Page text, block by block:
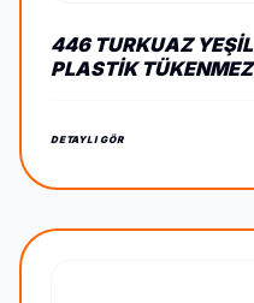
446 TURKUAZ
PLASTIK
DETAYLI GÖR